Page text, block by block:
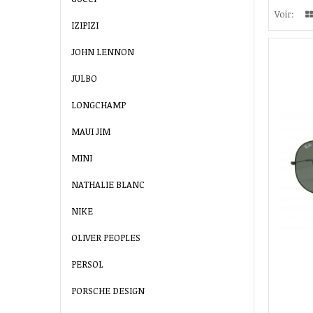
IZIPIZI
JOHN LENNON
JULBO
LONGCHAMP
MAUI JIM
MINI
NATHALIE BLANC
NIKE
OLIVER PEOPLES
PERSOL
PORSCHE DESIGN
Voir: